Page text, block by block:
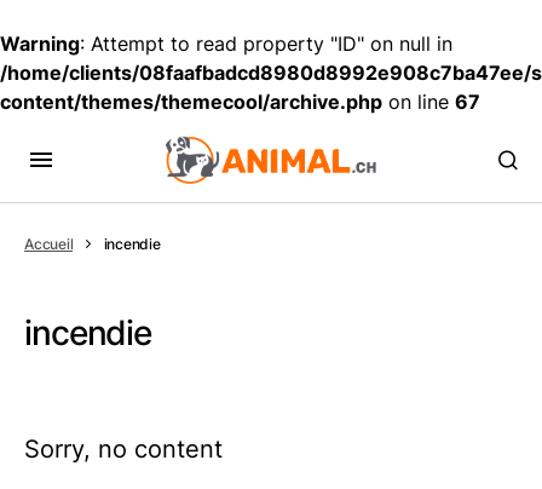
Warning: Attempt to read property "ID" on null in
/home/clients/08faafbadcd8980d8992e908c7ba47ee/
content/themes/themecool/archive.php on line 67
Accueil incendie
incendie
Sorry, no content